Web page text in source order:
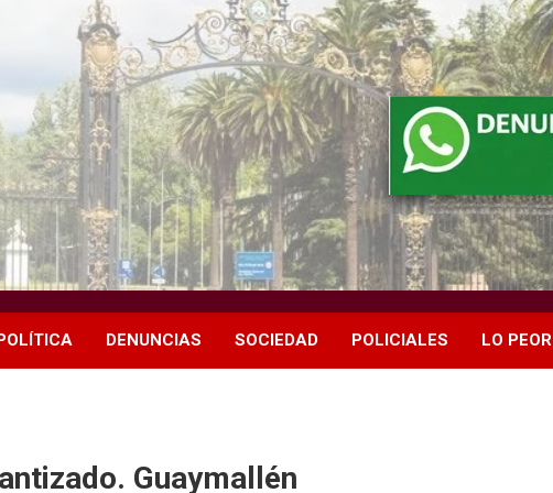
DENUNCIAS SOCIEDAD POLICIALES LO PEOR
Guaymallén